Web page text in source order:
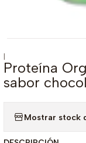
|
Proteína
sabor
Mostrar stock